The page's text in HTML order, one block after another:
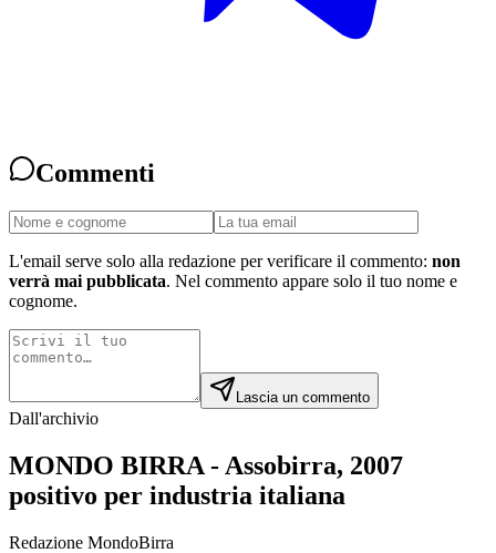
Commenti
L'email serve solo alla redazione per verificare il commento: non
verrà mai pubblicata. Nel commento appare solo il tuo nome e
cognome.
Lascia un commento
Dall'archivio
MONDO BIRRA - Assobirra, 2007
positivo per industria italiana
Redazione MondoBirra